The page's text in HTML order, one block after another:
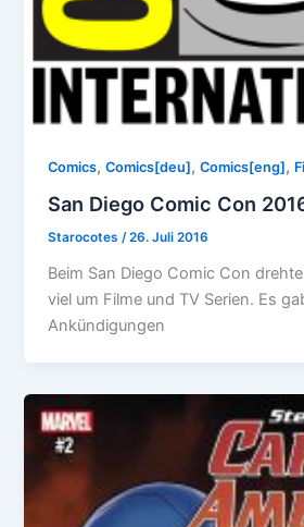
Comics,Comics[deu],Comics[eng],
San Diego Comic Con
Starocotes/26. Juli 2016
Beim San Diego Comic Con
viel um Filme und TV Serien. Es
Ankündigungen